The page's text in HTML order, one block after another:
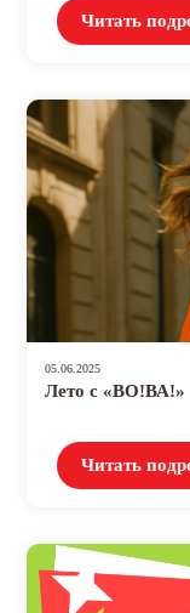
Читать
05.06.2025
Лето с «ВО!ВА!»
Читать